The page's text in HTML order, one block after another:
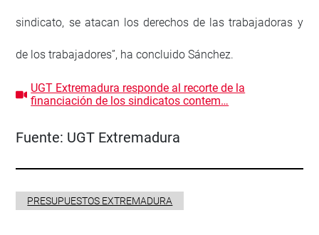
sindicato, se atacan los derechos de las trabajadoras y
de los trabajadores”, ha concluido Sánchez.
UGT Extremadura responde al recorte de la
financiación de los sindicatos contem…
Fuente: UGT Extremadura
PRESUPUESTOS EXTREMADURA